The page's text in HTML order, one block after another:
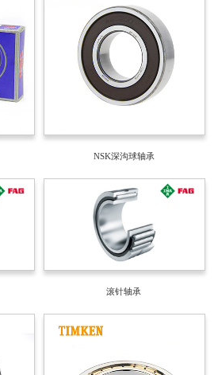
NSK深沟球轴承
滚针轴承